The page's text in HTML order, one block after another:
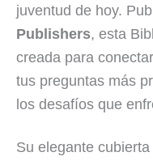
juventud de hoy.
Publishers, esta
creada para
tus preguntas más
los desafíos que
Su elegante